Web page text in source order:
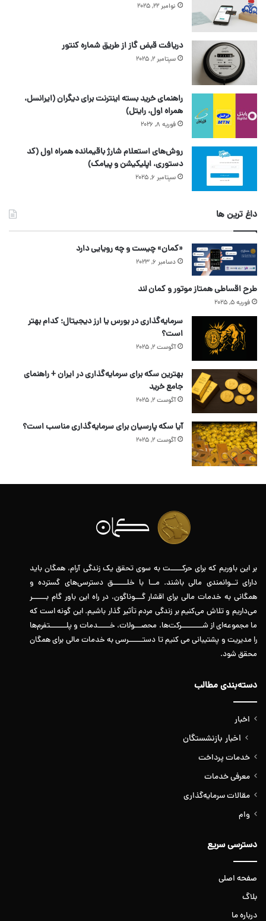
نوامبر 22, 2025
دریافت قبض گاز از طریق شماره کنتور
سپتامبر 2, 2025
راهنمای خرید بسته اینترنت برای دیگران (ایرانسل،
همراه اول، رایتل)
فوریه 8, 2026
روش‌های استعلام شارژ باقیمانده همراه اول (کد
دستوری، اپلیکیشن و پیامک)
سپتامبر 6, 2025
داغ ترین ها
«کمان» چیست و چه رویایی دارد
دسامبر 6, 2023
طرح اقساطی همتاز موتور و کمان لند
فوریه 5, 2025
سرمایه‌گذاری در بورس یا ارز دیجیتال؛ کدام بهتر
است؟
آگوست 2, 2025
بهترین سکه برای سرمایه‌گذاری در ایران + راهنمای
جامع خرید
آگوست 2, 2025
آیا سکه پارسیان برای سرمایه‌گذاری مناسب است؟
آگوست 2, 2025
بر این باوریم که برای حرکـــــت به سوی تحقق یک زندگی آرام، همگان باید
دارای تــوانمندی مالی باشند. مــا با خلــــــق دسترسی‌های گسترده و
همگانی به خدمات مالی برای اقشار گـــوناگون، در راه این باور گام بــــــر
می‌داریم و تلاش می‌کنیم بر زندگی مردم تأثیر گذار باشیم. این گونه است که
ما مجموعه‌ای از شـــــــــرکت‌ها، محصـــولات، خـــــدمات و پلـــــــتفرم‌ها
را مدیریت و پشتیبانی می کنیم تا دستــــــرسی به خدمات مالی برای همگان
محقق شود.
دسته‌بندی مطالب
اخبار
اخبار بازنشستگان
خدمات پرداخت
معرفی خدمات
مقالات سرمایه‌گذاری
وام
دسترسی سریع
صفحه اصلی
بلاگ
درباره ما